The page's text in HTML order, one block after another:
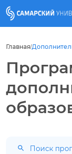
Главная/